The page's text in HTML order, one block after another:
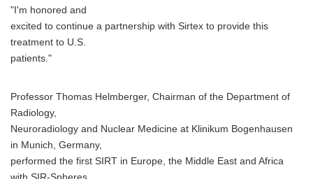
"I'm honored and
excited to continue a partnership with Sirtex to provide this
treatment to U.S.
patients."
Professor Thomas Helmberger, Chairman of the Department of
Radiology,
Neuroradiology and Nuclear Medicine at Klinikum Bogenhausen
in Munich, Germany,
performed the first SIRT in Europe, the Middle East and Africa